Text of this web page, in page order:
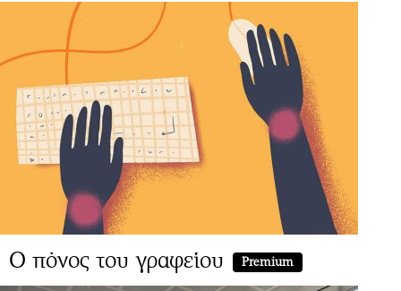
Ο πόνος του γραφείου Premium